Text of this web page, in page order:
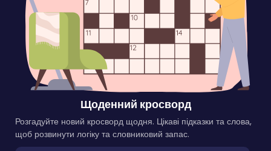
Щоденний кросворд
Розгадуйте новий кросворд щодня. Цікаві підказки та слова,
щоб розвинути логіку та словниковий запас.